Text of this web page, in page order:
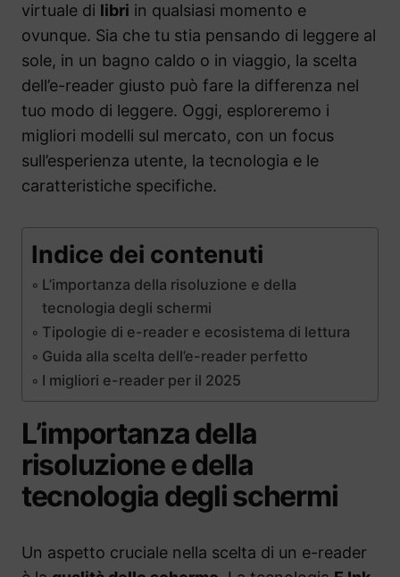
virtuale di libri in qualsiasi momento e
ovunque. Sia che tu stia pensando di leggere al
sole, in un bagno caldo o in viaggio, la scelta
dell’e-reader giusto può fare la differenza nel
tuo modo di leggere. Oggi, esploreremo i
migliori modelli sul mercato, con un focus
sull’esperienza utente, la tecnologia e le
caratteristiche specifiche.
Indice dei contenuti
L’importanza della risoluzione e della
tecnologia degli schermi
Tipologie di e-reader e ecosistema di lettura
Guida alla scelta dell’e-reader perfetto
I migliori e-reader per il 2025
L’importanza della
risoluzione e della
tecnologia degli schermi
Un aspetto cruciale nella scelta di un e-reader